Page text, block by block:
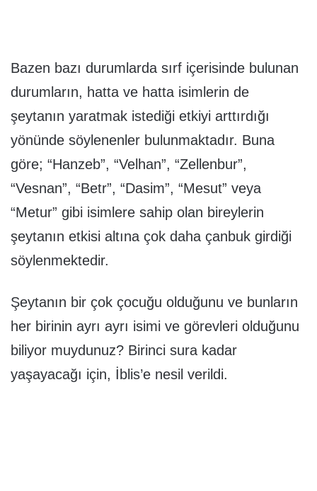
Bazen bazı durumlarda sırf içerisinde bulunan
durumların, hatta ve hatta isimlerin de
şeytanın yaratmak istediği etkiyi arttırdığı
yönünde söylenenler bulunmaktadır. Buna
göre; “Hanzeb”, “Velhan”, “Zellenbur”,
“Vesnan”, “Betr”, “Dasim”, “Mesut” veya
“Metur” gibi isimlere sahip olan bireylerin
şeytanın etkisi altına çok daha çanbuk girdiği
söylenmektedir.
Şeytanın bir çok çocuğu olduğunu ve bunların
her birinin ayrı ayrı isimi ve görevleri olduğunu
biliyor muydunuz? Birinci sura kadar
yaşayacağı için, İblis’e nesil verildi.